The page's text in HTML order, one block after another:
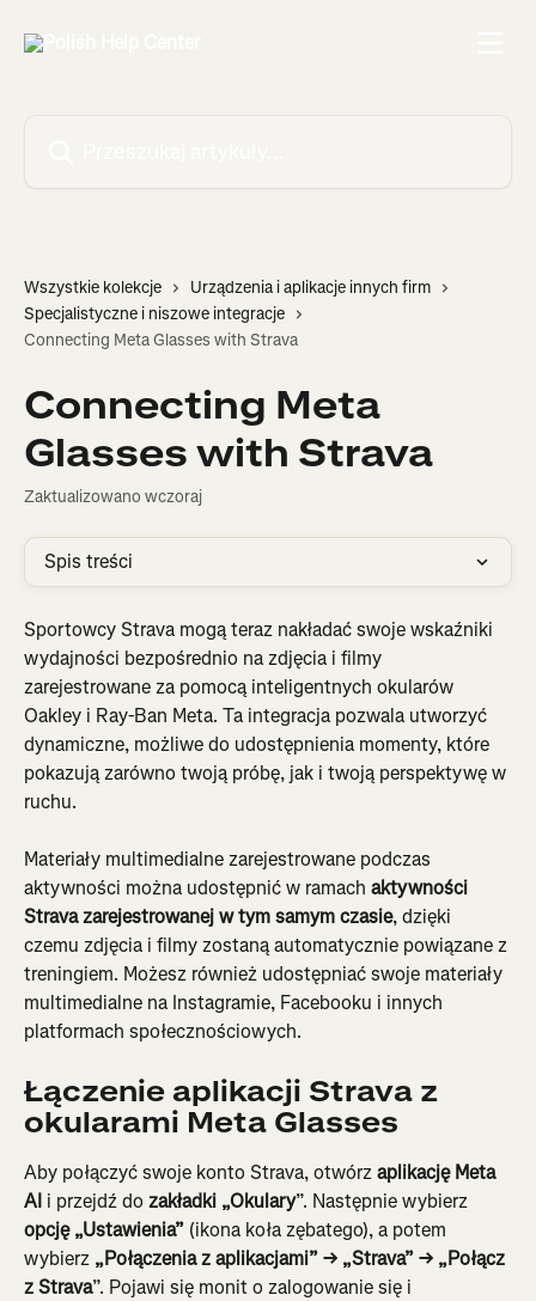
Wszystkie kolekcje
Urządzenia i aplikacje innych firm
Specjalistyczne i niszowe integracje
Connecting Meta Glasses with Strava
Connecting Meta
Glasses with Strava
Zaktualizowano wczoraj
Spis treści
Sportowcy Strava mogą teraz nakładać swoje wskaźniki
wydajności bezpośrednio na zdjęcia i filmy
zarejestrowane za pomocą inteligentnych okularów
Oakley i Ray-Ban Meta. Ta integracja pozwala utworzyć
dynamiczne, możliwe do udostępnienia momenty, które
pokazują zarówno twoją próbę, jak i twoją perspektywę w
ruchu.
Materiały multimedialne zarejestrowane podczas
aktywności można udostępnić w ramach aktywności
Strava zarejestrowanej w tym samym czasie, dzięki
czemu zdjęcia i filmy zostaną automatycznie powiązane z
treningiem. Możesz również udostępniać swoje materiały
multimedialne na Instagramie, Facebooku i innych
platformach społecznościowych.
Łączenie aplikacji Strava z
okularami Meta Glasses
Aby połączyć swoje konto Strava, otwórz aplikację Meta
AI i przejdź do zakładki „Okulary”. Następnie wybierz
opcję „Ustawienia” (ikona koła zębatego), a potem
wybierz „Połączenia z aplikacjami” → „Strava” → „Połącz
z Strava”. Pojawi się monit o zalogowanie się i